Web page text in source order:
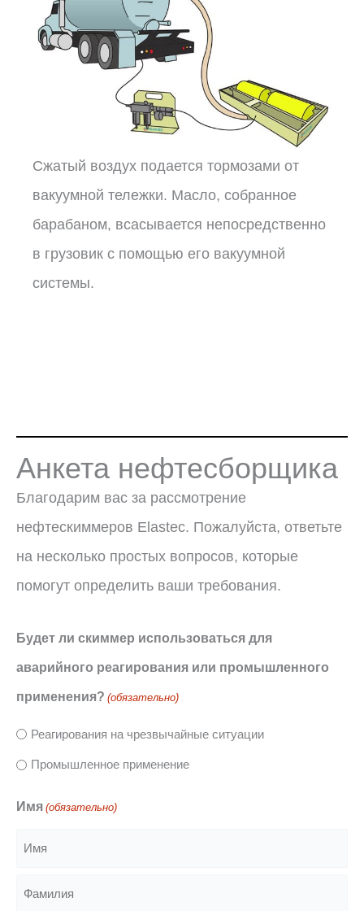
Сжатый воздух подается тормозами от
вакуумной тележки. Масло, собранное
барабаном, всасывается непосредственно
в грузовик с помощью его вакуумной
системы.
Анкета нефтесборщика
Благодарим вас за рассмотрение
нефтескиммеров Elastec. Пожалуйста, ответьте
на несколько простых вопросов, которые
помогут определить ваши требования.
Будет ли скиммер использоваться для
аварийного реагирования или промышленного
применения? (обязательно)
Реагирования на чрезвычайные ситуации
Промышленное применение
Имя (обязательно)